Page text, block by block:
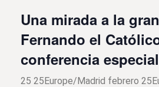
Una mirada a la
Fernando el
conferencia
25 25Europe/Madrid febrero